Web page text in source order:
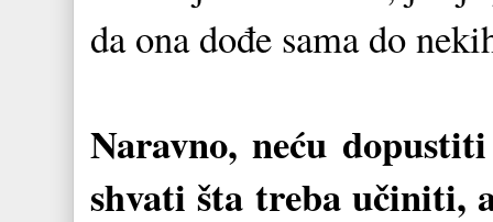
da ona dođe sama do
Naravno, neću
shvati šta treba učiniti,